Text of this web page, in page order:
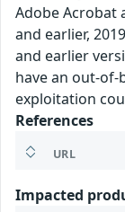
Adobe Acrobat
and earlier,
and earlier
have an out-of-
exploitation
References
URL
Impacted